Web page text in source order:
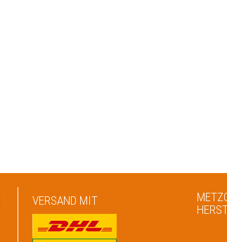
VERSAND MIT